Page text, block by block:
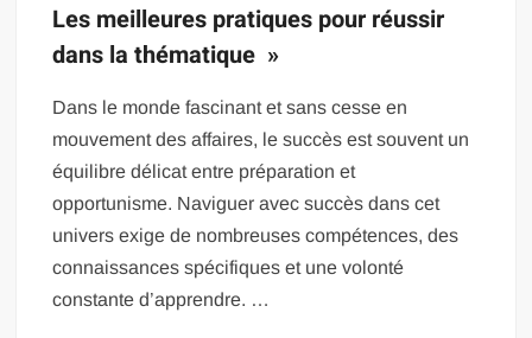
Les meilleures pratiques pour réussir
dans la thématique »
Dans le monde fascinant et sans cesse en
mouvement des affaires, le succès est souvent un
équilibre délicat entre préparation et
opportunisme. Naviguer avec succès dans cet
univers exige de nombreuses compétences, des
connaissances spécifiques et une volonté
constante d’apprendre. …